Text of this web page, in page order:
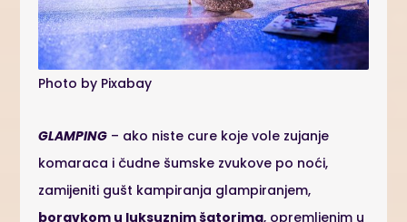
Photo by Pixabay
GLAMPING – ako niste cure koje vole zujanje
komaraca i čudne šumske zvukove po noći,
zamijeniti gušt kampiranja glampiranjem,
boravkom u luksuznim šatorima, opremljenim u